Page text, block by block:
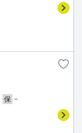
保 －